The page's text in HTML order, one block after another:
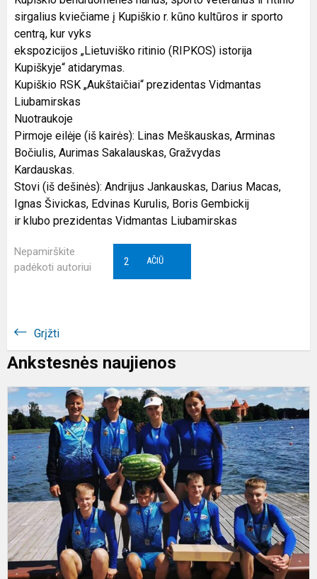
sirgalius kviečiame į Kupiškio r. kūno kultūros ir sporto
centrą, kur vyks
ekspozicijos „Lietuviško ritinio (RIPKOS) istorija
Kupiškyje“ atidarymas.
Kupiškio RSK „Aukštaičiai“ prezidentas Vidmantas
Liubamirskas
Nuotraukoje
Pirmoje eilėje (iš kairės): Linas Meškauskas, Arminas
Bočiulis, Aurimas Sakalauskas, Gražvydas
Kardauskas.
Stovi (iš dešinės): Andrijus Jankauskas, Darius Macas,
Ignas Šivickas, Edvinas Kurulis, Boris Gembickij
ir klubo prezidentas Vidmantas Liubamirskas
Nepamirškite
padėkoti autoriui
AČIŪ
2
Grįžti
Ankstesnės naujienos